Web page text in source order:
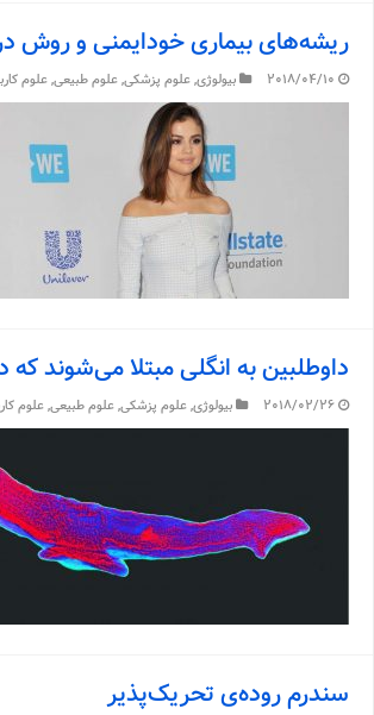
ریشه‌های بیماری خودایمنی و
2018/04/10 بیولوژی,علوم پزشکی,علوم طبیعی,علوم
داوطلبین به انگلی مبتلا می‌شوند که
2018/02/26 بیولوژی,علوم پزشکی,علوم طبیعی,علوم
سندرم روده‌ی تحریک‌پذیر